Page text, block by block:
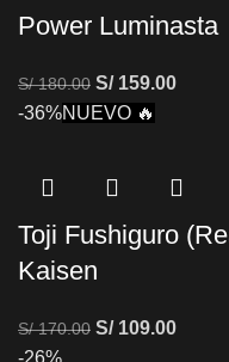
Power Luminasta
S/180.00 S/159.00
-36%NUEVO 🔥
Toji Fushiguro
Kaisen
S/170.00 S/109.00
-26%